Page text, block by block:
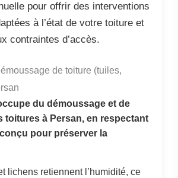
pour offrir des interventions
à l’état de votre toiture et
contraintes d’accès.
de toiture (tuiles,
du démoussage et de
toitures à Persan, en respectant
pour préserver la
lichens retiennent l’humidité, ce